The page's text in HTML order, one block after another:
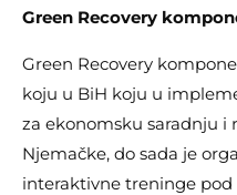
Green Recovery
Green Recovery
koju u BiH koju u
za ekonomsku saradnju i
Njemačke, do sada je
interaktivne treninge pod